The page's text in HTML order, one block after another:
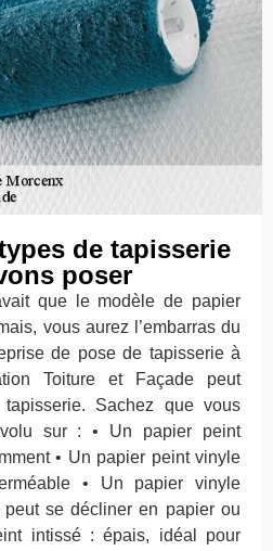
de tapisserie
poser
que le modèle de papier
vous aurez l’embarras du
de pose de tapisserie à
Toiture et Façade peut
Sachez que vous
sur : • Un papier peint
• Un papier peint vinyle
• Un papier vinyle
se décliner en papier ou
intissé : épais, idéal pour